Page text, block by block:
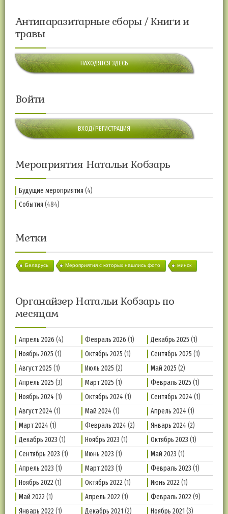
Антипаразитарные сборы / Книги и
травы
НАХОДЯТСЯ ЗДЕСЬ
Войти
ВХОД/РЕГИСТРАЦИЯ
Мероприятия Натальи Кобзарь
Будущие мероприятия (4)
События (484)
Метки
Беларусь Мероприятия с которых нашлись фото минск
Органайзер Натальи Кобзарь по
месяцам
Апрель 2026 (4) Февраль 2026 (1) Декабрь 2025 (1)
Ноябрь 2025 (1) Октябрь 2025 (1) Сентябрь 2025 (1)
Август 2025 (1) Июль 2025 (2) Май 2025 (2)
Апрель 2025 (3) Март 2025 (1) Февраль 2025 (1)
Ноябрь 2024 (1) Октябрь 2024 (1) Сентябрь 2024 (1)
Август 2024 (1) Май 2024 (1) Апрель 2024 (1)
Март 2024 (1) Февраль 2024 (2) Январь 2024 (2)
Декабрь 2023 (1) Ноябрь 2023 (1) Октябрь 2023 (1)
Сентябрь 2023 (1) Июнь 2023 (1) Май 2023 (1)
Апрель 2023 (1) Март 2023 (1) Февраль 2023 (1)
Ноябрь 2022(1) Октябрь 2022(1) Июнь 2022(1)
Май 2022(1) Апрель 2022(1) Февраль 2022(9)
Январь 2022(1) Декабрь 2021 (2) Ноябрь 2021 (3)